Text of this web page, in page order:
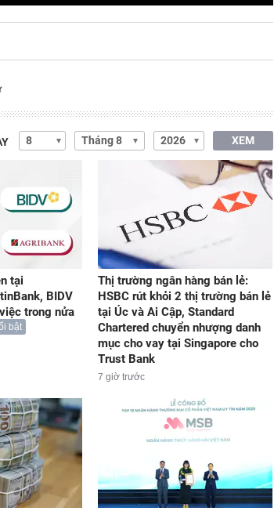
XEM
tại
BIDV
trong nửa
bật
Thị trường ngân hàng bán lẻ:
HSBC rút khỏi 2 thị trường bán lẻ
tại Úc và Ai Cập, Standard
Chartered chuyển nhượng danh
mục cho vay tại Singapore cho
Trust Bank
7 giờ trước